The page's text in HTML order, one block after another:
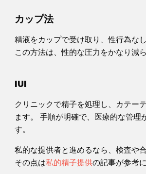
カップ法
精液をカップで受け取り、性行為な
この方法は、性的な圧力をかなり減ら
IUI
クリニックで精子を処理し、カテー
ます。 手順が明確で、医療的な管理
す。
私的な提供者と進めるなら、検査や
その点は私的精子提供の記事が参考